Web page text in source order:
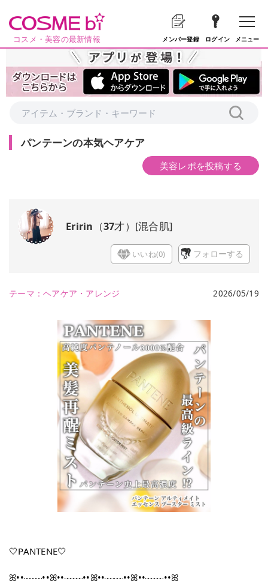
コスメ・美容の最新情報 メンバー登録 ログイン メニュー
パンテーンの本気ヘアケア
美容レポを投稿する
Eririn （37才） [混合肌]
いいね(0) フォローする
テーマ：ヘアケア・アレンジ 2026/05/19
🤍PANTENE🤍
ꕤ••┈┈••ꕤ••┈┈••ꕤ••┈┈••ꕤ••┈┈••ꕤ